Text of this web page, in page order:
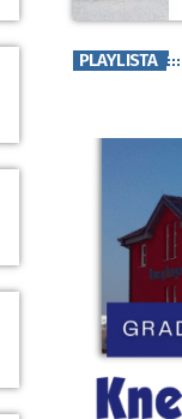
PLAYLISTA